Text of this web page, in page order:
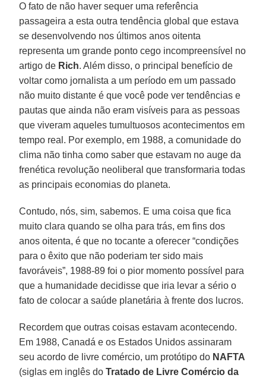
O fato de não haver sequer uma referência
passageira a esta outra tendência global que estava
se desenvolvendo nos últimos anos oitenta
representa um grande ponto cego incompreensível no
artigo de Rich. Além disso, o principal benefício de
voltar como jornalista a um período em um passado
não muito distante é que você pode ver tendências e
pautas que ainda não eram visíveis para as pessoas
que viveram aqueles tumultuosos acontecimentos em
tempo real. Por exemplo, em 1988, a comunidade do
clima não tinha como saber que estavam no auge da
frenética revolução neoliberal que transformaria todas
as principais economias do planeta.
Contudo, nós, sim, sabemos. E uma coisa que fica
muito clara quando se olha para trás, em fins dos
anos oitenta, é que no tocante a oferecer “condições
para o êxito que não poderiam ter sido mais
favoráveis”, 1988-89 foi o pior momento possível para
que a humanidade decidisse que iria levar a sério o
fato de colocar a saúde planetária à frente dos lucros.
Recordem que outras coisas estavam acontecendo.
Em 1988, Canadá e os Estados Unidos assinaram
seu acordo de livre comércio, um protótipo do NAFTA
(siglas em inglês doTratado de Livre Comércio da